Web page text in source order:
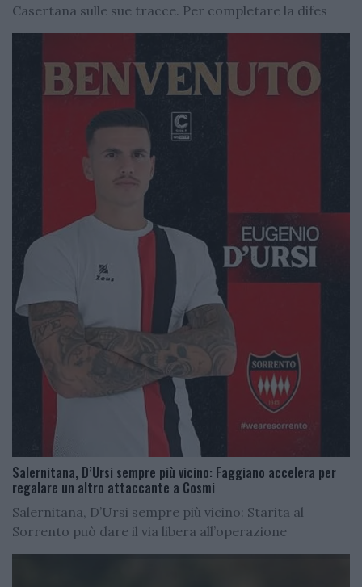
Casertana sulle sue tracce. Per completare la difes
Salernitana, D’Ursi sempre più vicino: Faggiano accelera per
regalare un altro attaccante a Cosmi
Salernitana, D’Ursi sempre più vicino: Starita al
Sorrento può dare il via libera all’operazione